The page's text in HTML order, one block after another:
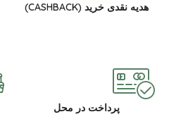
هدیه نقدی خرید (CASHBACK)
پرداخت در محل